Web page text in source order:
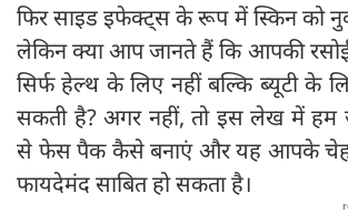
फिर साइड इफेक्ट्स के रूप में स्किन को
लेकिन क्या आप जानते हैं कि आपकी रसोई
सिर्फ हेल्थ के लिए नहीं बल्कि ब्यूटी के
सकती है? अगर नहीं, तो इस लेख में हम
से फेस पैक कैसे बनाएं और यह आपके
फायदेमंद साबित हो सकता है।